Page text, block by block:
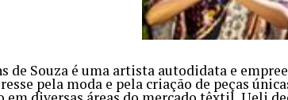
de Souza é uma artista autodidata e
pela moda e pela criação de peças